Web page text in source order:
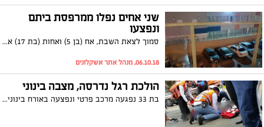
שני אחים נפלו ממרפסת ביתם
ונפצעו
סמוך לצאת השבת, אח (בן 5) ואחות (בת 17) אשר היו במרפסת ביתם נפלו ונחבלו בדרגות פציעה שונות. כוחות מד"א אשר הגיעו למקום העניקו סיוע ראשוני ופינו את הנפגעים לבית החולים ברזילי
06.10.18, מנהל אתר אשקלונים
הולכת רגל נדרסה, מצבה בינוני
בת 33 נפגעה מרכב פרטי ונפצעה באורח בינוני. חובש מד"א, בן טטרו: "האישה סבלה מחבלה בראש, הענקנו לה טיפול רפואי ופינינו אותה בדחיפות לבית החולים כשמצבה בינוני עד קשה ויציב"